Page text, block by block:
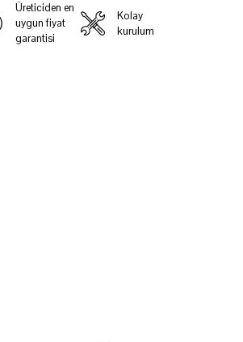
Üreticiden en
uygun fiyat
garantisi
Kolay
kurulum